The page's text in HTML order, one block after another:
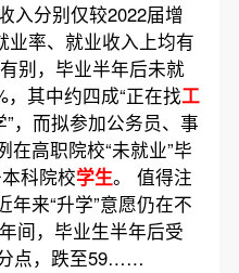
入分别仅较2022届增
业率、就业收入上均有
别，毕业半年后未就
，其中约四成“正在找工
，而拟参加公务员、事
在高职院校“未就业”毕
科院校学生。 值得注
年来“升学”意愿仍在不
间，毕业生半年后受
点，跌至59……